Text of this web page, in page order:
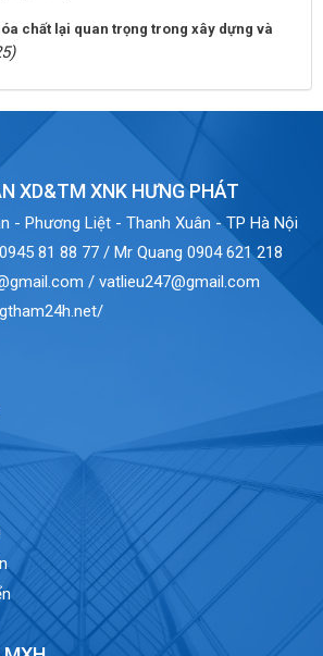
chất lại quan trọng trong xây dựng và
XD&TM XNK HƯNG PHÁT
- Phương Liệt - Thanh Xuân - TP Hà Nội
81 88 77 / Mr Quang 0904 621 218
/ vatlieu247@gmail.com